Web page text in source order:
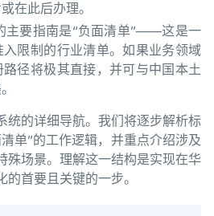
在此后办理。
主要指南是“负面清单”——这是一
限制的行业清单。如果业务领域
径将极其直接，并可与中国本土
统的详细导航。我们将逐步解析标
单”的工作逻辑，并重点介绍涉及
殊场景。理解这一结构是实现在华
首要且关键的一步。